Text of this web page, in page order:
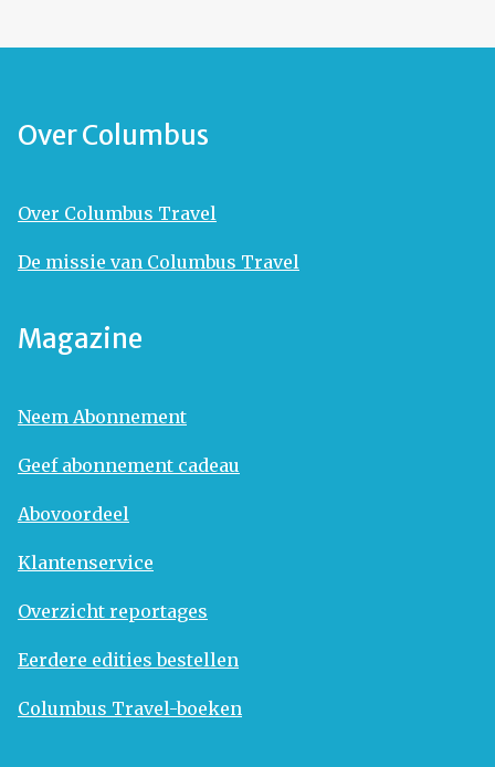
Over Columbus
Over Columbus Travel
De missie van Columbus Travel
Magazine
Neem Abonnement
Geef abonnement cadeau
Abovoordeel
Klantenservice
Overzicht reportages
Eerdere edities bestellen
Columbus Travel-boeken